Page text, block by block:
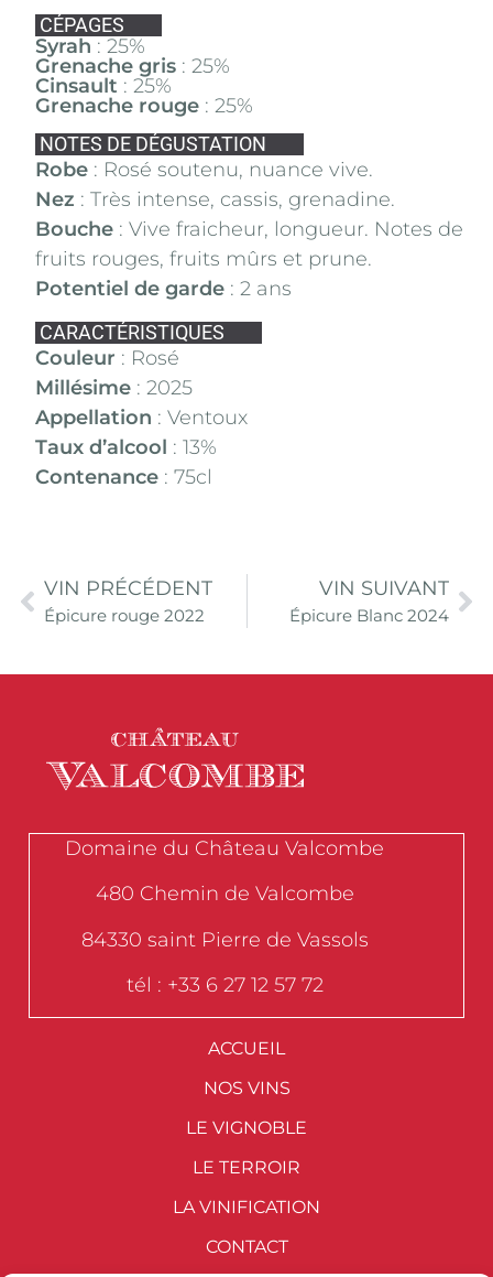
CÉPAGES
Syrah : 25%
Grenache gris : 25%
Cinsault : 25%
Grenache rouge : 25%
NOTES DE DÉGUSTATION
Robe : Rosé soutenu, nuance vive.
Nez : Très intense, cassis, grenadine.
Bouche : Vive fraicheur, longueur. Notes de
fruits rouges, fruits mûrs et prune.
Potentiel de garde : 2 ans
CARACTÉRISTIQUES
Couleur : Rosé
Millésime : 2025
Appellation : Ventoux
Taux d’alcool : 13%
Contenance : 75cl
VIN PRÉCÉDENT
Épicure rouge 2022
VIN SUIVANT
Épicure Blanc 2024
Domaine du Château Valcombe
480 Chemin de Valcombe
84330 saint Pierre de Vassols
tél : +33 6 27 12 57 72
ACCUEIL
NOS VINS
LE VIGNOBLE
LE TERROIR
LA VINIFICATION
CONTACT